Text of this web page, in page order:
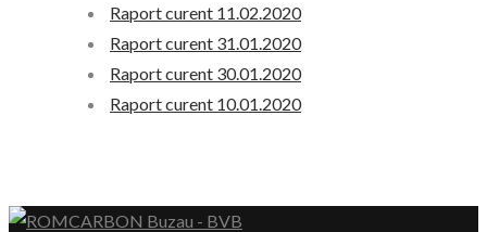
Raport curent 11.02.2020
Raport curent 31.01.2020
Raport curent 30.01.2020
Raport curent 10.01.2020